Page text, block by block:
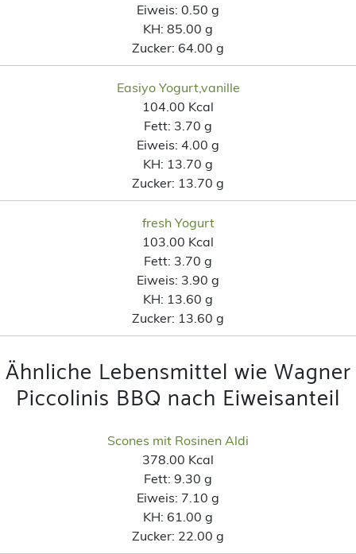
Eiweis: 0.50 g
KH: 85.00 g
Zucker: 64.00 g
Easiyo Yogurt,vanille
104.00 Kcal
Fett: 3.70 g
Eiweis: 4.00 g
KH: 13.70 g
Zucker: 13.70 g
fresh Yogurt
103.00 Kcal
Fett: 3.70 g
Eiweis: 3.90 g
KH: 13.60 g
Zucker: 13.60 g
Ähnliche Lebensmittel wie Wagner
Piccolinis BBQ nach Eiweisanteil
Scones mit Rosinen Aldi
378.00 Kcal
Fett: 9.30 g
Eiweis: 7.10 g
KH: 61.00 g
Zucker: 22.00 g